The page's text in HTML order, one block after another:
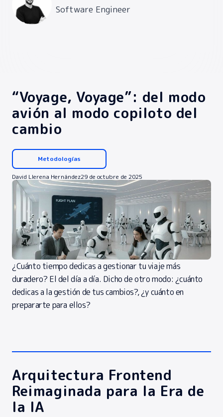
Software Engineer
“Voyage, Voyage”: del modo
avión al modo copiloto del
cambio
Metodologías
David Llerena Hernández29 de octubre de 2025
¿Cuánto tiempo dedicas a gestionar tu viaje más
duradero? El del día a día. Dicho de otro modo: ¿cuánto
dedicas a la gestión de tus cambios?, ¿y cuánto en
prepararte para ellos?
Arquitectura Frontend
Reimaginada para la Era de
la IA